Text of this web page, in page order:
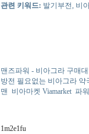
관련 키워드: 발기부전, 비
맨즈파워 - 비아그라 구매
방전 필요없는 비아그라 약
맨 비아마켓 Viamarket 파
1m2e1fu